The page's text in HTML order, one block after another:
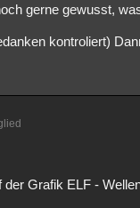
gerne gewusst,
kontroliert)
der Grafik ELF -